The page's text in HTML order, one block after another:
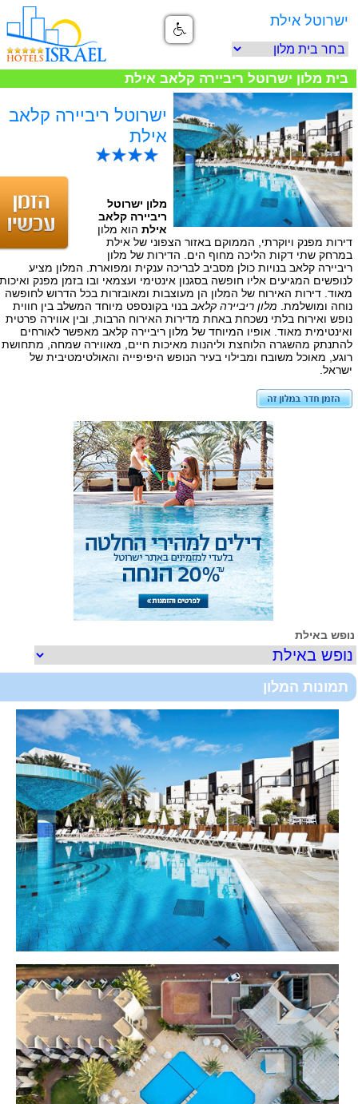
ישרוטל אילת
בית מלון ישרוטל ריביירה קלאב אילת
ישרוטל ריביירה קלאב
אילת
מלון ישרוטל
ריביירה קלאב
אילתהוא מלון
דירות מפנק ויוקרתי, הממוקם באזור הצפוני של אילת
במרחק שתי דקות הליכה מחוף הים. הדירות של מלון
ריביירה קלאב בנויות כולן מסביב לבריכה ענקית ומפוארת. המלון מציע
לנופשים המגיעים אליו חופשה בסגנון אינטימי ועצמאי ובו בזמן מפנק ואיכותי
מאוד. דירות האירוח של המלון הן מעוצבות ומאובזרות בכל הדרוש לחופשה
נוחה ומושלמת. מלון ריביירה קלאבבנוי בקונספט מיוחד המשלב בין חווית
נופש ואירוח בלתי נשכחת באחת מדירות האירוח הרבות, ובין אווירה פרטית
ואינטימית מאוד. אופיו המיוחד של מלון ריביירה קלאב מאפשר לאורחים
להתנתק מהשגרה הלוחצת וליהנות מאיכות חיים, מאווירה שמחה, מתחושת
רוגע, מאוכל משובח ומבילוי בעיר הנופש היפיפייה והאולטימטיבית של
ישראל.
באילת
תמונות המלון